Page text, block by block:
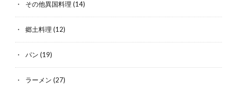
その他異国料理 (14)
郷土料理 (12)
パン (19)
ラーメン (27)